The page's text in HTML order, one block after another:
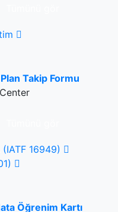
Takip Formu
16949)
Öğrenim Kartı